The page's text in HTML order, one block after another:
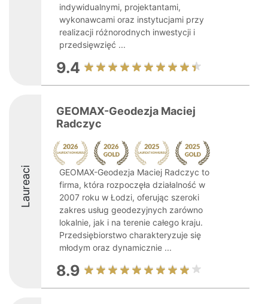
indywidualnymi, projektantami,
wykonawcami oraz instytucjami przy
realizacji różnorodnych inwestycji i
przedsięwzięć ...
9.4
Laureaci
GEOMAX-Geodezja Maciej
Radczyc
GEOMAX-Geodezja Maciej Radczyc to
firma, która rozpoczęła działalność w
2007 roku w Łodzi, oferując szeroki
zakres usług geodezyjnych zarówno
lokalnie, jak i na terenie całego kraju.
Przedsiębiorstwo charakteryzuje się
młodym oraz dynamicznie ...
8.9